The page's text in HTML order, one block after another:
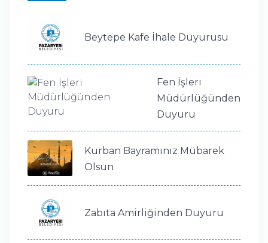
Beytepe Kafe İhale Duyurusu
Fen İşleri
Müdürlüğünden
Duyuru
Kurban Bayramınız Mübarek
Olsun
Zabıta Amirliğinden Duyuru